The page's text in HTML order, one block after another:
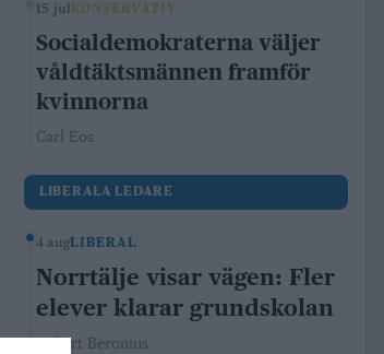
15 jul KONSERVATIV
Socialdemokraterna väljer
våldtäktsmännen framför
kvinnorna
Carl Eos
LIBERALA LEDARE
4 augLIBERAL
Norrtälje visar vägen: Fler
elever klarar grundskolan
Robert Beronius